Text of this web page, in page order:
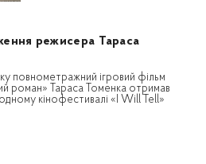
режисера Тараса
повнометражний ігровий фільм
роман» Тараса Томенка отримав
кінофестивалі «I Will Tell»